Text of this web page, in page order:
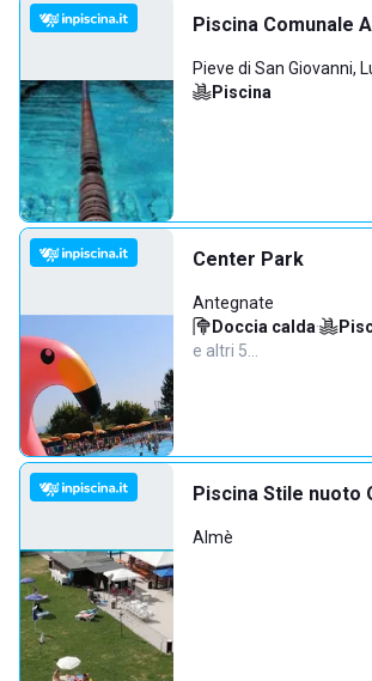
Piscina Comunale
Pieve di San Giovanni,
Piscina
Center Park
Antegnate
Doccia calda·
e altri 5…
Piscina Stile nuoto
Almè